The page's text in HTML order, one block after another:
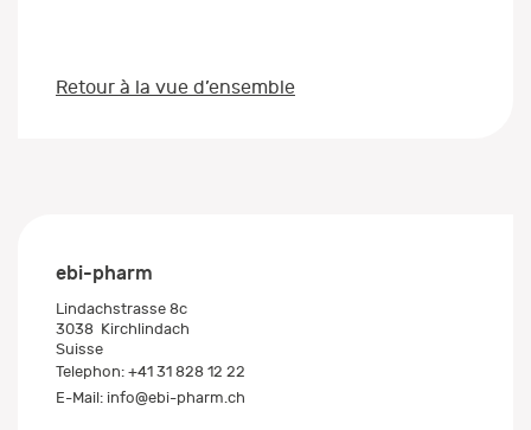
Retour à la vue d’ensemble
ebi-pharm
Lindachstrasse 8c
3038 Kirchlindach
Suisse
Telephon: +41 31 828 12 22
E-Mail: info@ebi-pharm.ch